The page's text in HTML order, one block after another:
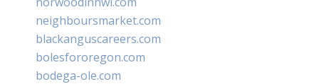
neighboursmarket.com
blackanguscareers.com
bolesfororegon.com
bodega-ole.com